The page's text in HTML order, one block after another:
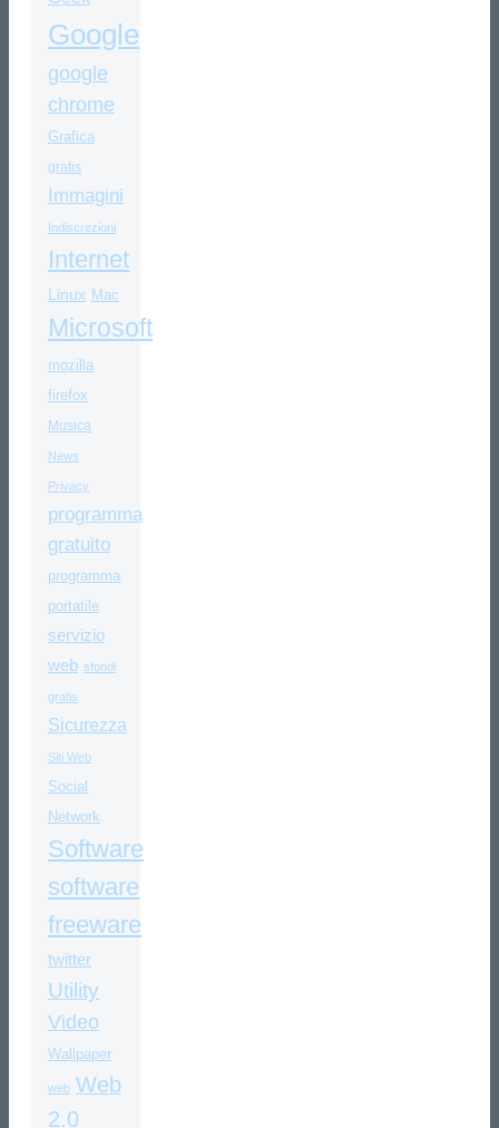
Google
google
chrome
Grafica
gratis
Immagini
Indiscrezioni
Internet
Linux Mac
Microsoft
mozilla
firefox
Musica
News
Privacy
programma
gratuito
programma
portatile
servizio
web sfondi
gratis
Sicurezza
Siti Web
Social
Network
Software
software
freeware
twitter
Utility
Video
Wallpaper
web Web
2.0